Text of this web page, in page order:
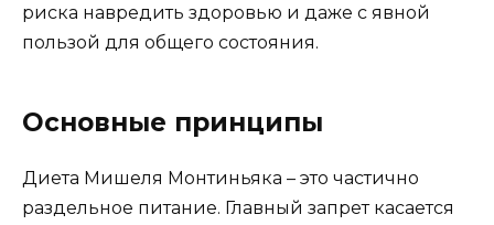
риска навредить здоровью и даже с явной
пользой для общего состояния.
Основные принципы
Диета Мишеля Монтиньяка – это частично
раздельное питание. Главный запрет касается